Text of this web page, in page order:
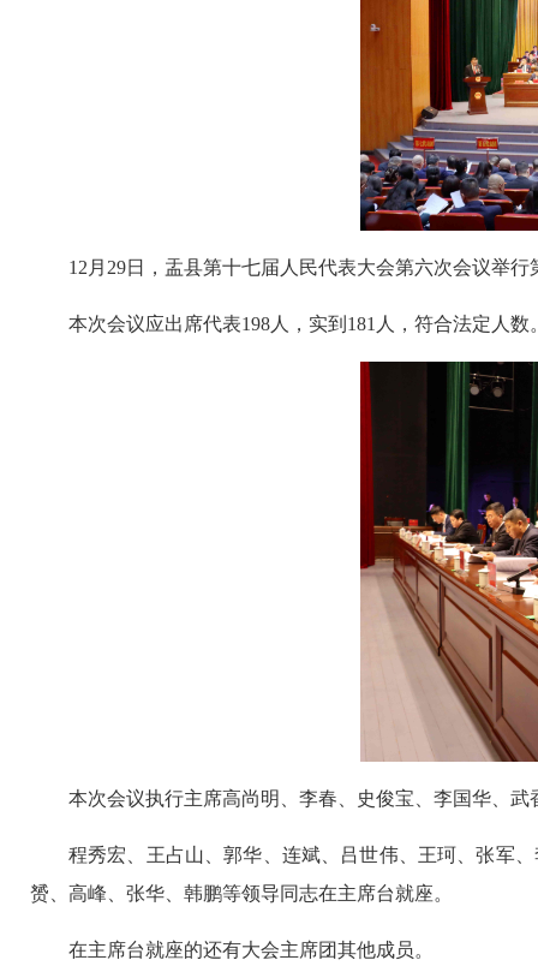
12月29日，盂县第十七届人民代表大会第六次会议举
本次会议应出席代表198人，实到181人，符合法定人数
本次会议执行主席高尚明、李春、史俊宝、李国华、
程秀宏、王占山、郭华、连斌、吕世伟、王珂、张军
赟、高峰、张华、韩鹏等领导同志在主席台就座。
在主席台就座的还有大会主席团其他成员。